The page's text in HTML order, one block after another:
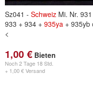
Sz041 - Schweiz Mi. Nr.
933 + 934 + 935ya + 935yb
<
1,00 € Bieten
Noch2 Tage 18 Std.
+ 1,00 € Versand